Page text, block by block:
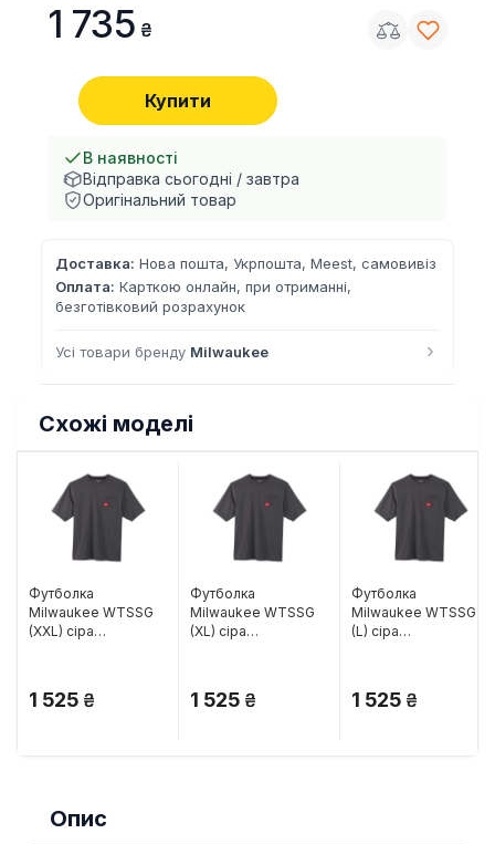
1 735
Купити
В наявності
Відправка сьогодні / завтра
Оригінальний товар
Доставка: Нова пошта, Укрпошта, Meest, самовивіз
Оплата: Карткою онлайн, при отриманні,
безготівковий розрахунок
Усі товари бренду Milwaukee ›
Схожі моделі
Футболка
Milwaukee WTSSG
(XXL) сіра
1 525
Футболка
Milwaukee WTSSG
(XL) сіра
1 525
Футболка
Milwaukee WTSSG
(L) сіра
1 525
Опис